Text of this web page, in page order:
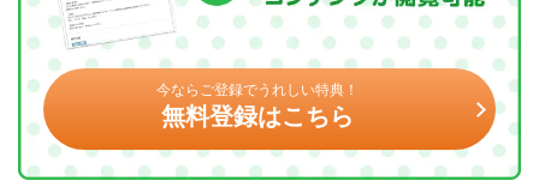
今ならご登録でうれしい特典！
無料登録はこちら